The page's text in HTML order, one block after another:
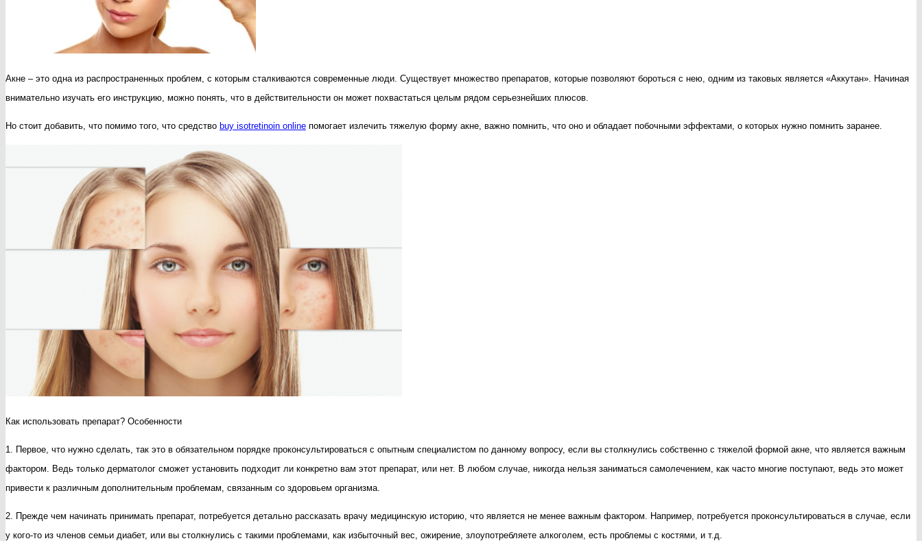
Акне – это одна из распространенных проблем, с которым сталкиваются современные люди. Существует множество препаратов, которые позволяют бороться с нею, одним из таковых является «Аккутан». Начиная
внимательно изучать его инструкцию, можно понять, что в действительности он может похвастаться целым рядом серьезнейших плюсов.
Но стоит добавить, что помимо того, что средство buy isotretinoin online помогает излечить тяжелую форму акне, важно помнить, что оно и обладает побочными эффектами, о которых нужно помнить заранее.
Как использовать препарат? Особенности
1. Первое, что нужно сделать, так это в обязательном порядке проконсультироваться с опытным специалистом по данному вопросу, если вы столкнулись собственно с тяжелой формой акне, что является важным
фактором. Ведь только дерматолог сможет установить подходит ли конкретно вам этот препарат, или нет. В любом случае, никогда нельзя заниматься самолечением, как часто многие поступают, ведь это может
привести к различным дополнительным проблемам, связанным со здоровьем организма.
2. Прежде чем начинать принимать препарат, потребуется детально рассказать врачу медицинскую историю, что является не менее важным фактором. Например, потребуется проконсультироваться в случае, если
у кого-то из членов семьи диабет, или вы столкнулись с такими проблемами, как избыточный вес, ожирение, злоупотребляете алкоголем, есть проблемы с костями, и т.д.